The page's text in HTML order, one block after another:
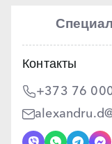
Контакты
+373 76